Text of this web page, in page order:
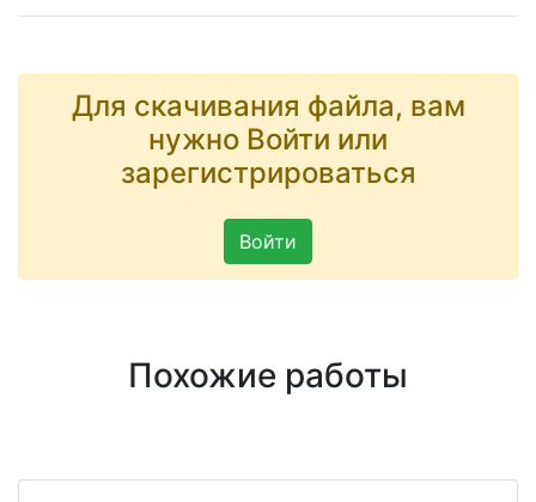
Для скачивания файла, вам
нужно Войти или
зарегистрироваться
Войти
Похожие работы